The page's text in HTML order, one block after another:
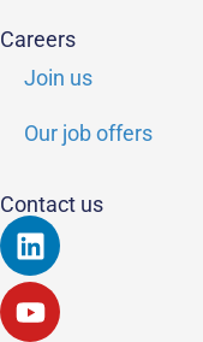
Careers
Join us
Our job offers
Contact us
Linkedin
Youtube